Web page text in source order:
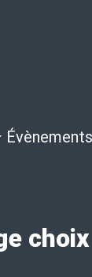
Évènements